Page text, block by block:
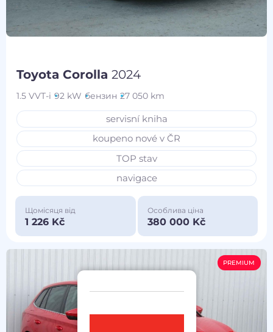
Toyota Corolla2024
1.5 VVT-i 92 kW бензин 27 050 km
servisní kniha
koupeno nové v ČR
TOP stav
navigace
Щомісяця від
1 226 Kč
Особлива ціна
380 000 Kč
PREMIUM